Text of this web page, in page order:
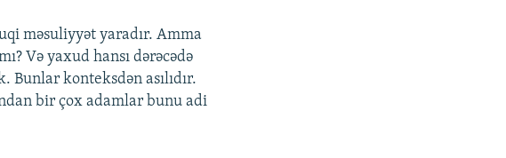
məsuliyyət yaradır. Amma
Və yaxud hansı dərəcədə
Bunlar konteksdən asılıdır.
bir çox adamlar bunu adi